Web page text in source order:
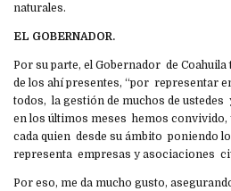
naturales.
EL GOBERNADOR.
Por su parte, el Gobernador de
de los ahí presentes, “por representar
todos, la gestión de muchos de
en los últimos meses hemos convivido,
cada quien desde su ámbito poniendo
representa empresas y asociaciones
Por eso, me da mucho gusto,